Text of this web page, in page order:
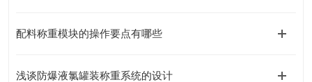
配料称重模块的操作要点有哪些
浅谈防爆液氯罐装称重系统的设计